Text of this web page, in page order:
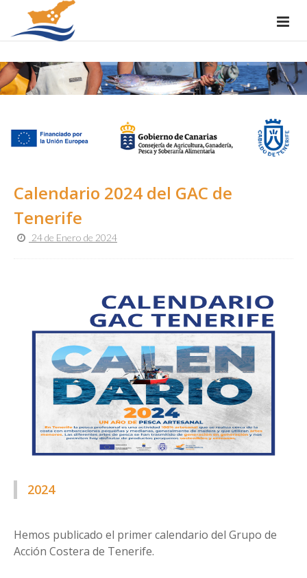
Calendario 2024 del GAC de
Tenerife
24 de Enero de 2024
2024
Hemos publicado el primer calendario del Grupo de
Acción Costera de Tenerife.